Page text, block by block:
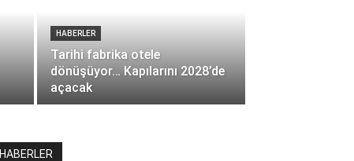
HABERLER
Tarihi fabrika otele
dönüşüyor… Kapılarını 2028’de
açacak
HABERLER